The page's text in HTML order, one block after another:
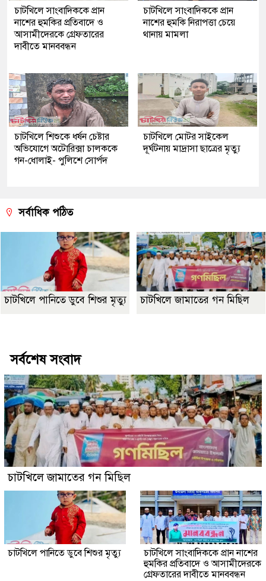
চাটখিলে সাংবাদিককে প্রান
নাশের হুমকির প্রতিবাদে ও
আসামীদেরকে গ্রেফতারের
দাবীতে মানববন্ধন
চাটখিলে সাংবাদিককে প্রান
নাশের হুমকি নিরাপত্তা চেয়ে
থানায় মামলা
চাটখিলে শিশুকে ধর্ষন চেষ্টার
অভিযোগে অটোরিক্সা চালককে
গন-ধোলাই- পুলিশে সোর্পদ
চাটখিলে মোটর সাইকেল
দূর্ঘটনায় মাদ্রাসা ছাত্রের মৃত্যু
সর্বাধিক পঠিত
চাটখিলে পানিতে ডুবে শিশুর মৃত্যু চাটখিলে জামাতের গন মিছিল
সর্বশেষ সংবাদ
চাটখিলে জামাতের গন মিছিল
চাটখিলে পানিতে ডুবে শিশুর মৃত্যু
চাটখিলে সাংবাদিককে প্রান নাশের
হুমকির প্রতিবাদে ও আসামীদেরকে
গ্রেফতারের দাবীতে মানববন্ধন